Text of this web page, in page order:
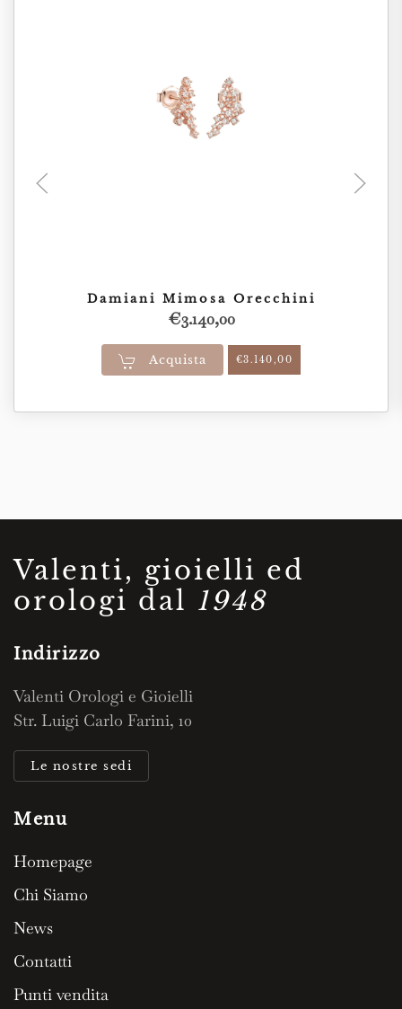
Damiani Mimosa Orecchini
€3.140,00
Acquista €3.140,00
Valenti, gioielli ed
orologi dal 1948
Indirizzo
Valenti Orologi e Gioielli
Str. Luigi Carlo Farini, 10
Le nostre sedi
Menu
Homepage
Chi Siamo
News
Contatti
Punti vendita